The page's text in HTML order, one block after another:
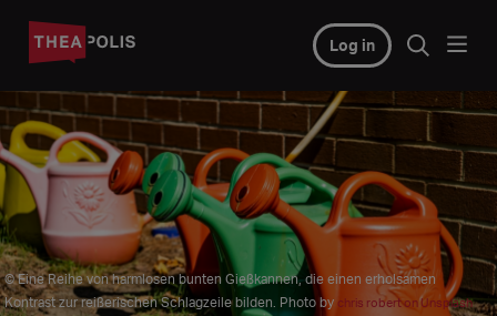
Log in
© Eine Reihe von harmlosen bunten Gießkannen, die einen erholsamen
Kontrast zur reißerischen Schlagzeile bilden. Photo by chris robert on Unsplash